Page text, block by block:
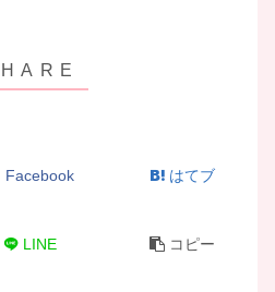
Facebook はてブ
LINE コピー